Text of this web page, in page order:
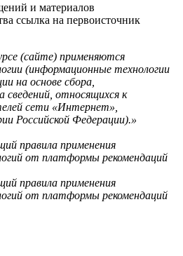
и материалов
ссылка на первоисточник
(сайте) применяются
(информационные технологии
на основе сбора,
сведений, относящихся к
сети «Интернет»,
Российской Федерации).»
правила применения
от платформы рекомендаций
правила применения
от платформы рекомендаций